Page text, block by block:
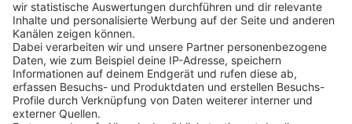
ZAHLUNGSMETHODEN
SOCIAL
NEWSLETTER